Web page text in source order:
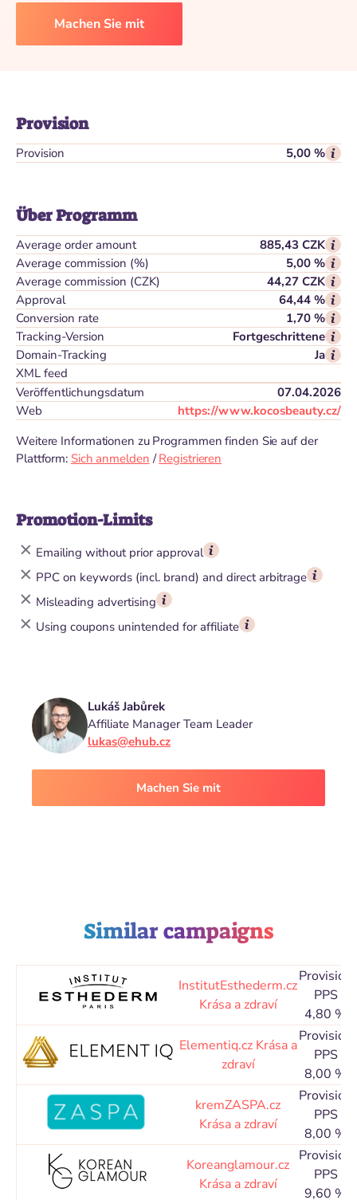
Machen Sie mit
Provision
Provision 5,00 %
Über Programm
Average order amount
885,43 CZK
Average commission (%)
5,00 %
Average commission (CZK)
44,27 CZK
Approval
64,44 %
Conversion rate
1,70 %
Tracking-Version
Fortgeschrittene
Domain-Tracking
Ja
XML feed
Veröffentlichungsdatum
07.04.2026
Web
https://www.kocosbeauty.cz/
Weitere Informationen zu Programmen finden Sie auf der
Plattform: Sich anmelden /Registrieren
Promotion-Limits
Emailing without prior approval
PPC on keywords (incl. brand) and direct arbitrage
Misleading advertising
Using coupons unintended for affiliate
Lukáš Jabůrek
Affiliate Manager Team Leader
lukas@ehub.cz
Machen Sie mit
Similar campaigns
InstitutEsthederm.cz
Krása a zdraví
Provision
PPS
4,80 %
Elementiq.cz Krása a
zdraví
Provision
PPS
8,00 %
kremZASPA.cz
Krása a zdraví
Provision
PPS
8,00 %
Koreanglamour.cz
Krása a zdraví
Provision
PPS
9,60 %